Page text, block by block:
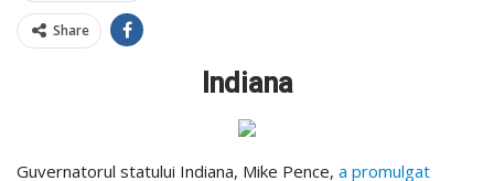
Share
Indiana
Guvernatorul statului Indiana, Mike Pence, a promulgat